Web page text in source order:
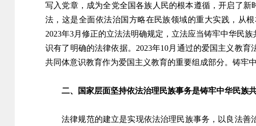
写入党章，成为全党全国各族人民的根本遵循，开启了
法，这是全面依法治国方略在民族领域的重大实践，从
2023年3月修正的立法法明确规定，立法应当铸牢中华民
识有了明确的法律依据。2023年10月通过的爱国主义教
共同体意识教育作为爱国主义教育的重要组成部分。铸牢
二、国家层面坚持依法治理民族事务是铸牢中华民族
法律规范的建立是实现依法治理民族事务，以良法